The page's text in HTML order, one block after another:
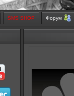
SMS SHOP Форум